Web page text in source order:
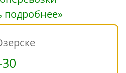
подробнее»